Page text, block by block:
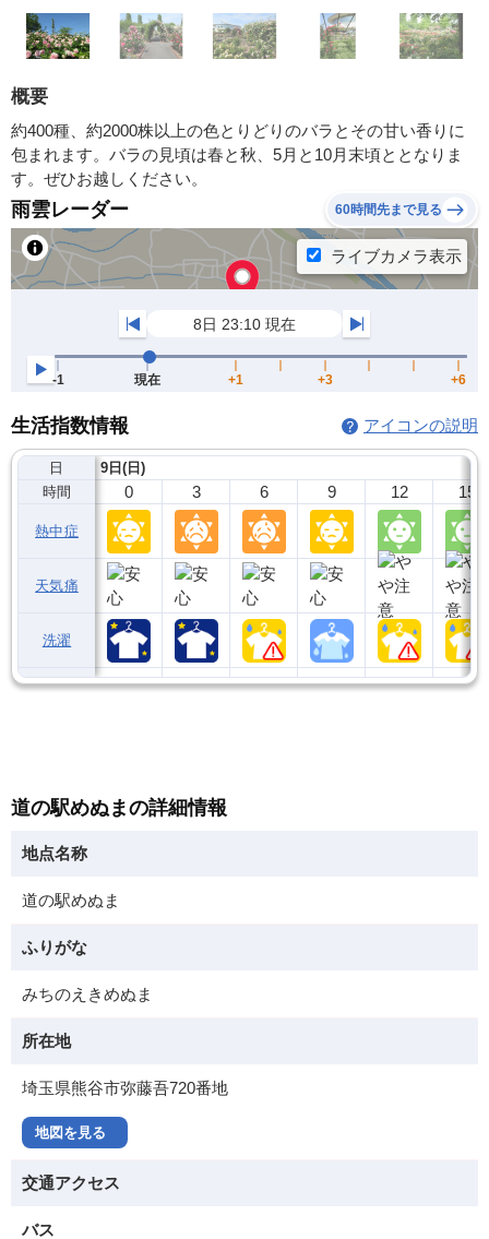
概要
約400種、約2000株以上の色とりどりのバラとその甘い香りに
包まれます。バラの見頃は春と秋、5月と10月末頃ととなりま
す。ぜひお越しください。
雨雲レーダー 60時間先まで見る
生活指数情報 アイコンの説明
日
時間
熱中症
天気痛
洗濯
9日(日)
0 3 6 9 12 15
道の駅めぬまの詳細情報
地点名称
道の駅めぬま
ふりがな
みちのえきめぬま
所在地
埼玉県熊谷市弥藤吾720番地
地図を見る
交通アクセス
バス